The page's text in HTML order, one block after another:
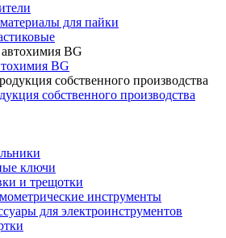
для пайки
BG
собственного производства
ключи
и трещотки
инструменты
для электроинструментов